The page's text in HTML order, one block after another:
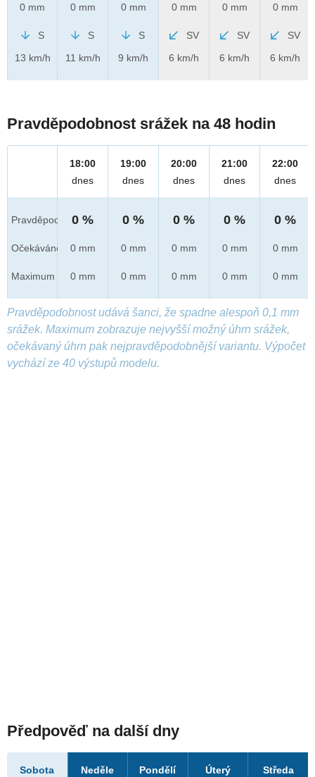
0 mm
S
13 km/h
0 mm
S
11 km/h
0 mm
S
9 km/h
0 mm
SV
6 km/h
0 mm
SV
6 km/h
0 mm
SV
6 km/h
Pravděpodobnost srážek na 48 hodin
Pravděpod.
Očekáváno
Maximum
18:00
dnes
0 %
0 mm
0 mm
19:00
dnes
0 %
0 mm
0 mm
20:00
dnes
0 %
0 mm
0 mm
21:00
dnes
0 %
0 mm
0 mm
22:00
dnes
0 %
0 mm
0 mm
Pravděpodobnost udává šanci, že spadne alespoň 0,1 mm
srážek. Maximum zobrazuje nejvyšší možný úhrn srážek,
očekávaný úhrn pak nejpravděpodobnější variantu. Výpočet
vychází ze 40 výstupů modelu.
Předpověď na další dny
Sobota Neděle Pondělí Úterý Středa